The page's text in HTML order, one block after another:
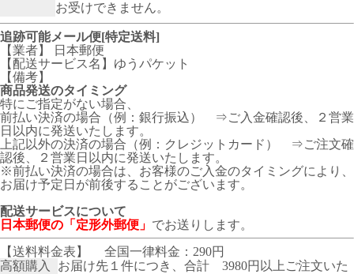
お受けできません。
追跡可能メール便[特定送料]
【業者】 日本郵便
【配送サービス名】ゆうパケット
【備考】
商品発送のタイミング
特にご指定がない場合、
前払い決済の場合（例：銀行振込） ⇒ご入金確認後、２営業
日以内に発送いたします。
上記以外の決済の場合（例：クレジットカード） ⇒ご注文確
認後、２営業日以内に発送いたします。
※前払い決済の場合は、お客様のご入金のタイミングにより、
お届け予定日が前後することがございます。
配送サービスについて
日本郵便の「定形外郵便」 でお送りします。
【送料料金表】
全国一律料金：290円
高額購入
お届け先１件につき、合計 3980円以上ご注文いた